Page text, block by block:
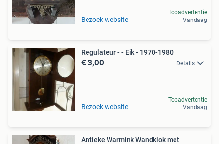
Bezoek website
Topadvertentie
Vandaag
Regulateur - - Eik - 1970-1980
€ 3,00 Details
Bezoek website
Topadvertentie
Vandaag
Antieke Warmink Wandklok met